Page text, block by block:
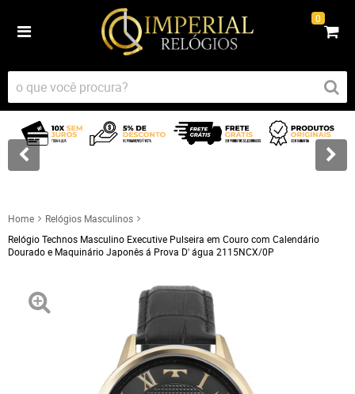
0
Home
Relógios Masculinos
Relógio Technos Masculino Executive Pulseira em Couro com Calendário
Dourado e Maquinário Japonês á Prova D' água 2115NCX/0P